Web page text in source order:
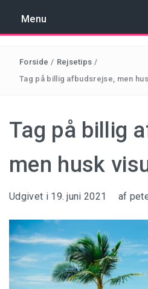
Menu
REJSER TIL KROATIEN
REJSER TIL MALTA
Forside / Rejsetips /
Tag på billig afbudsrejse, men
Tag på billig
men husk
Udgivet i 19. juni 2021 af